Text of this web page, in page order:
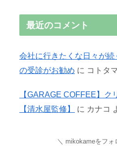
最近のコメント
会社に行きたくな日々が
の受診がお勧め に コトタ
【GARAGE COFFEE】ク
【清水屋監修】
に カナコ
mikokameをフォ